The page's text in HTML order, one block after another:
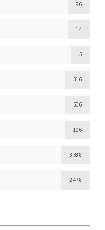
96
14
5
316
506
106
3 388
2 478